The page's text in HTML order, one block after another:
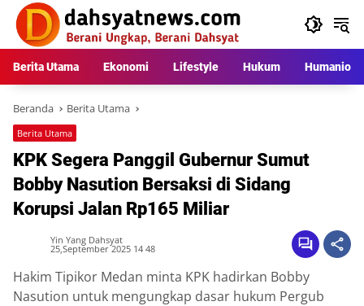
Langsung
konten
Berita Utama Ekonomi Lifestyle Hukum Humaniora
Beranda Berita Utama
Berita Utama
KPK Segera Panggil Gubernur Sumut
Bobby Nasution Bersaksi di Sidang
Korupsi Jalan Rp165 Miliar
Yin Yang Dahsyat
25,September 2025 14 48
Hakim Tipikor Medan minta KPK hadirkan Bobby
Nasution untuk mengungkap dasar hukum Pergub